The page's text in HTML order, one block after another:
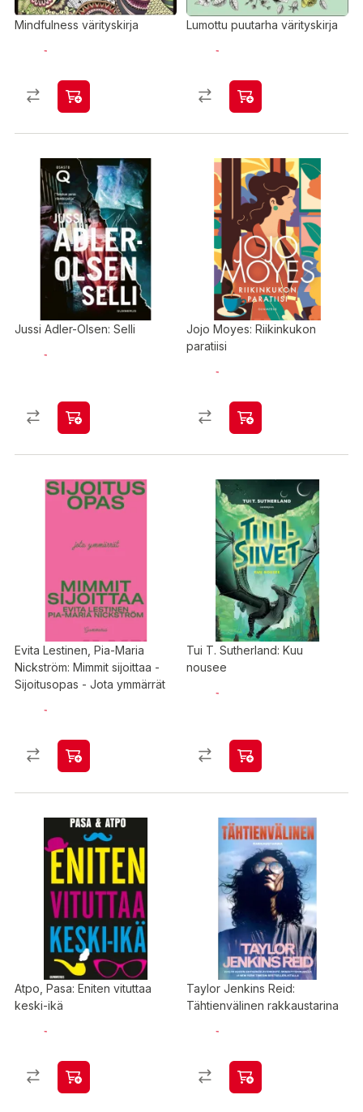
Mindfulness värityskirja Lumottu puutarha värityskirja
Jussi Adler-Olsen: Selli
Jojo Moyes: Riikinkukon
paratiisi
Evita Lestinen, Pia-Maria
Nickström: Mimmit sijoittaa -
Sijoitusopas - Jota ymmärrät
Tui T. Sutherland: Kuu
nousee
Atpo, Pasa: Eniten vituttaa
keski-ikä
Taylor Jenkins Reid:
Tähtienvälinen rakkaustarina